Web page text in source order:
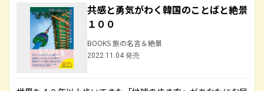
共感と勇気がわく韓国のことばと絶景
１００
BOOKS 旅の名言＆絶景
2022.11.04 発売